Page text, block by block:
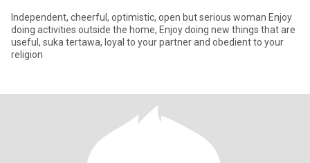
Independent, cheerful, optimistic, open but serious woman Enjoy
doing activities outside the home, Enjoy doing new things that are
useful, suka tertawa, loyal to your partner and obedient to your
religion